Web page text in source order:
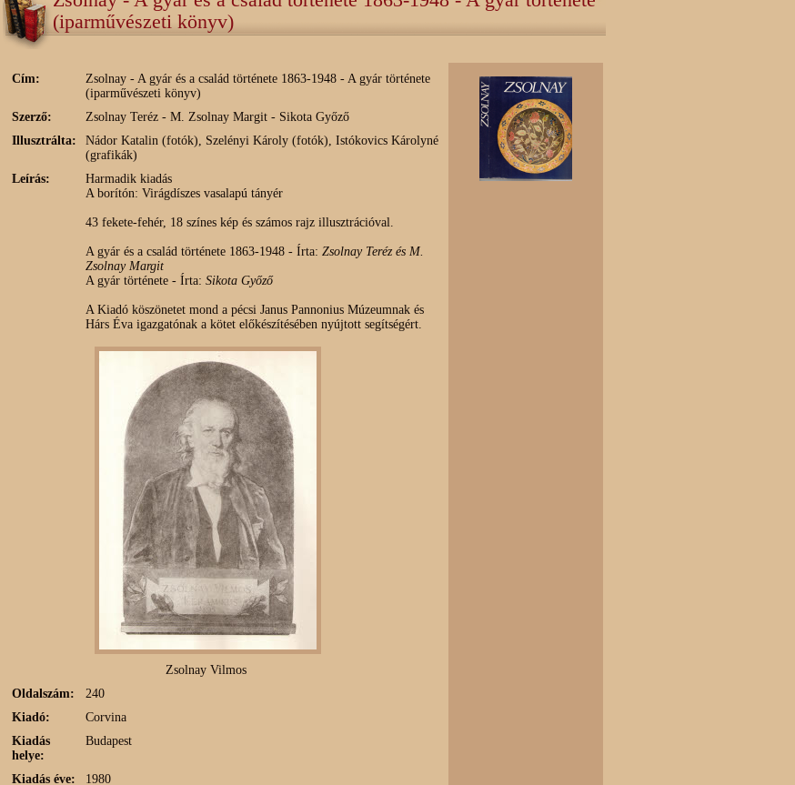
(iparművészeti könyv)
Cím:
Zsolnay - A gyár és a család története 1863-1948 - A gyár története
(iparművészeti könyv)
Szerző:
Zsolnay Teréz - M. Zsolnay Margit - Sikota Győző
Illusztrálta:
Nádor Katalin (fotók), Szelényi Károly (fotók), Istókovics Károlyné
(grafikák)
Leírás:
Harmadik kiadás
A borítón: Virágdíszes vasalapú tányér
43 fekete-fehér, 18 színes kép és számos rajz illusztrációval.
A gyár és a család története 1863-1948 - Írta: Zsolnay Teréz és M.
Zsolnay Margit
A gyár története - Írta: Sikota Győző
A Kiadó köszönetet mond a pécsi Janus Pannonius Múzeumnak és
Hárs Éva igazgatónak a kötet előkészítésében nyújtott segítségért.
Zsolnay Vilmos
Oldalszám:
240
Kiadó:
Corvina
Kiadás
helye:
Budapest
Kiadás éve: 1980